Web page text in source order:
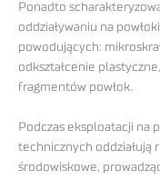
Ponadto
oddziaływaniu na
powodujących:
odkształcenie
fragmentów powłok.
Podczas eksploatacji na
technicznych oddziałują
środowiskowe,